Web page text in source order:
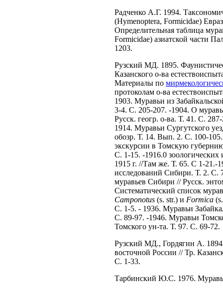
Радченко А.Г. 1994.
(Hymenoptera, Formicidae)
Определительная таблица
Formicidae) азиатской части
1203.
Рузский МД. 1895.
Казанского о-ва
Материалы по
протоколам о-ва
1903. Муравьи из
3-4. C. 205-207. -1904. О
Русск. геогр. о-ва. Т. 41. C.
1914. Муравьи Сургутского
обозр. Т. 14. Вып. 2. C. 100-
экскурсии в Томскую
C. 1-15. -1916.0
1915 г. //Там же. Т. 65. С 1-
исследований Сибири. Т. 2. C.
муравьев Сибири // Русск.
Систематический список
Camponotus (s. str.) и Formica
C. 1-5. - 1936. Муравьи
C. 89-97. -1946. Муравьи
Томского ун-та. Т. 97. C. 69-72.
Рузский МД., Гордягин А.
восточной России // Тр.
C. 1-33.
Тарбинский Ю.C. 1976.